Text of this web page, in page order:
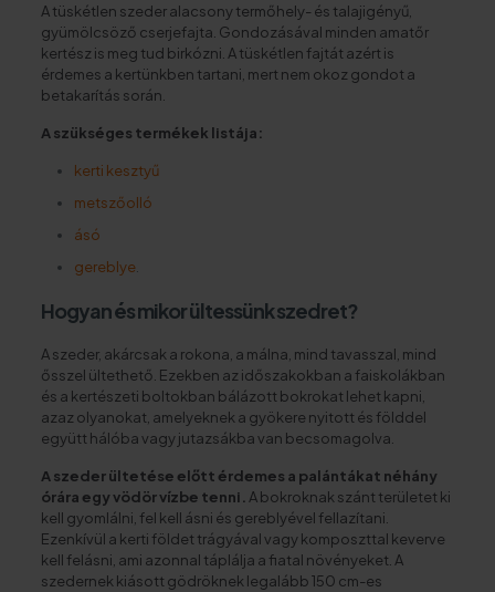
A tüskétlen szeder alacsony termőhely- és talajigényű,
gyümölcsöző cserjefajta. Gondozásával minden amatőr
kertész is meg tud birkózni. A tüskétlen fajtát azért is
érdemes a kertünkben tartani, mert nem okoz gondot a
betakarítás során.
A szükséges termékek listája:
kerti kesztyű
metszőolló
ásó
gereblye.
Hogyan és mikor ültessünk szedret?
A szeder, akárcsak a rokona, a málna, mind tavasszal, mind
ősszel ültethető. Ezekben az időszakokban a faiskolákban
és a kertészeti boltokban bálázott bokrokat lehet kapni,
azaz olyanokat, amelyeknek a gyökere nyitott és földdel
együtt hálóba vagy jutazsákba van becsomagolva.
A szeder ültetése előtt érdemes a palántákat néhány
órára egy vödör vízbe tenni. A bokroknak szánt területet ki
kell gyomlálni, fel kell ásni és gereblyével fellazítani.
Ezenkívül a kerti földet trágyával vagy komposzttal keverve
kell felásni, ami azonnal táplálja a fiatal növényeket. A
szedernek kiásott gödröknek legalább 150 cm-es